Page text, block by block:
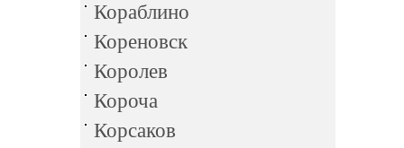
Кораблино
Кореновск
Королев
Короча
Корсаков